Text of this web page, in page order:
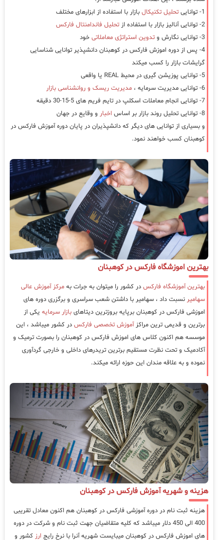
1- توانایی
تحلیل تکنیکال بازار با استفاده از ابزارهای مختلف
2- توانایی آنالیز بازار با استفاده از
تحلیل فاندامنتال فارکس
3- توانایی نگارش و
تدوین استراتژی معاملاتی خود
4- پس از دوره اموزش فارکس در کوهبنان دانشپذیر توانایی شناسایی
گرایشات بازار را کسب میکند
5- توانایی پوزیشن گیری در محیط REAL یا واقعی
6- توانایی مدیریت سرمایه ،
مدیریت ریسک و روانشناسی بازار
7- توانایی انجام معاملات اسکلپ در تایم فریم های 5-15-30 دقیقه
8- توانایی تحلیل روند بازار بر اساس
اخبار و وقایع در جهان
و بسیاری از توانایی های دیگر که دانشپذیران در پایان دوره آموزش فارکس در
کوهبنان کسب خواهند نمود.
بهترین اموزشگاه فارکس در کوهبنان
بهترین آموزشگاه فارکس در کشور را میتوان به جرات به مرکز آموزش عالی
سهامیر نسبت داد ، سهامیر با داشتن شعب سراسری و برگزری دوره های
اموزشی فارکس در کوهبنان برپایه بروزترین دیتاهای بازار سرمایه یکی از
برترین و قدیمی ترین مراکزآموزش تخصصی فارکس در کشور میباشد ، این
موسسه هم اکنون کلاس های اموزش فارکس در کوهبنان را بصورت ترمیک و
آکادمیک و تحت نظرت مستقیم برترین تریدرهای داخلی و خارجی گردآوری
نموده و به علاقه مندان این حوزه ارائه میکند.
هزینه و شهریه آموزش فارکس در کوهبنان
هزینه ثبت نام در دوره آموزشی فارکس در کوهبنان هم اکنون معادل تقریبی
400 الی 450 دلار میباشد که کلیه متقاضیان جهت ثبت نام و شرکت در دوره
های اموزش فارکس در کوهبنان میبایست شهریه آنرا با نرخ رایج ارز کشور و